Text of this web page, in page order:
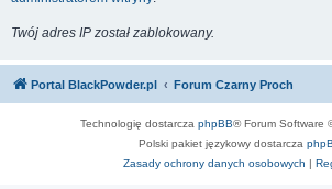
Twój adres IP został zablokowany.
Portal BlackPowder.pl Forum Czarny Proch
Technologię dostarcza phpBB® Forum Software
Polski pakiet językowy dostarcza
Zasady ochrony danych osobowych |